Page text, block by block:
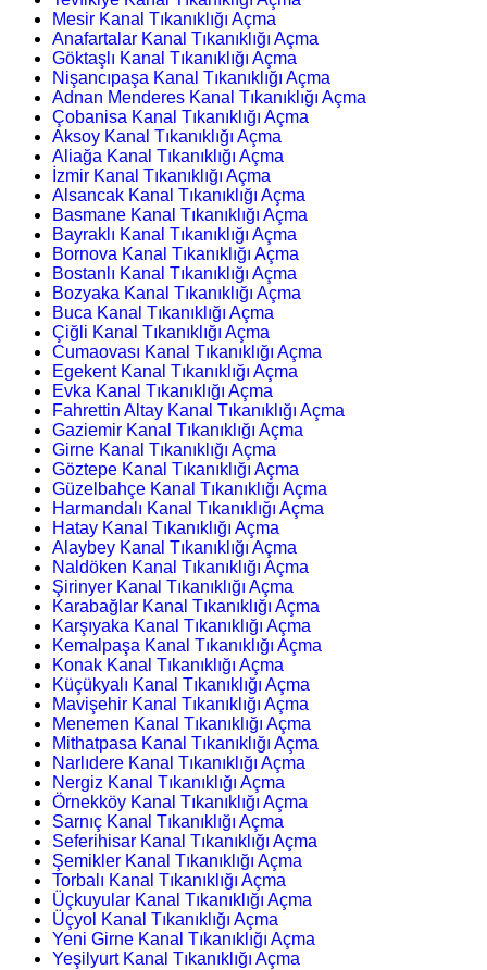
Mesir Kanal Tıkanıklığı Açma
Anafartalar Kanal Tıkanıklığı Açma
Göktaşlı Kanal Tıkanıklığı Açma
Nişancıpaşa Kanal Tıkanıklığı Açma
Adnan Menderes Kanal Tıkanıklığı Açma
Çobanisa Kanal Tıkanıklığı Açma
Aksoy Kanal Tıkanıklığı Açma
Aliağa Kanal Tıkanıklığı Açma
İzmir Kanal Tıkanıklığı Açma
Alsancak Kanal Tıkanıklığı Açma
Basmane Kanal Tıkanıklığı Açma
Bayraklı Kanal Tıkanıklığı Açma
Bornova Kanal Tıkanıklığı Açma
Bostanlı Kanal Tıkanıklığı Açma
Bozyaka Kanal Tıkanıklığı Açma
Buca Kanal Tıkanıklığı Açma
Çiğli Kanal Tıkanıklığı Açma
Cumaovası Kanal Tıkanıklığı Açma
Egekent Kanal Tıkanıklığı Açma
Evka Kanal Tıkanıklığı Açma
Fahrettin Altay Kanal Tıkanıklığı Açma
Gaziemir Kanal Tıkanıklığı Açma
Girne Kanal Tıkanıklığı Açma
Göztepe Kanal Tıkanıklığı Açma
Güzelbahçe Kanal Tıkanıklığı Açma
Harmandalı Kanal Tıkanıklığı Açma
Hatay Kanal Tıkanıklığı Açma
Alaybey Kanal Tıkanıklığı Açma
Naldöken Kanal Tıkanıklığı Açma
Şirinyer Kanal Tıkanıklığı Açma
Karabağlar Kanal Tıkanıklığı Açma
Karşıyaka Kanal Tıkanıklığı Açma
Kemalpaşa Kanal Tıkanıklığı Açma
Konak Kanal Tıkanıklığı Açma
Küçükyalı Kanal Tıkanıklığı Açma
Mavişehir Kanal Tıkanıklığı Açma
Menemen Kanal Tıkanıklığı Açma
Mithatpasa Kanal Tıkanıklığı Açma
Narlıdere Kanal Tıkanıklığı Açma
Nergiz Kanal Tıkanıklığı Açma
Örnekköy Kanal Tıkanıklığı Açma
Sarnıç Kanal Tıkanıklığı Açma
Seferihisar Kanal Tıkanıklığı Açma
Şemikler Kanal Tıkanıklığı Açma
Torbalı Kanal Tıkanıklığı Açma
Üçkuyular Kanal Tıkanıklığı Açma
Üçyol Kanal Tıkanıklığı Açma
Yeni Girne Kanal Tıkanıklığı Açma
Yeşilyurt Kanal Tıkanıklığı Açma